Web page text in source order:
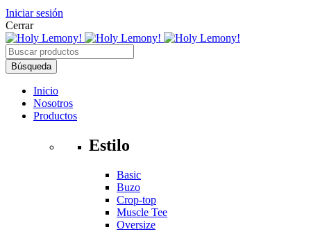
Iniciar sesión
Cerrar
Inicio
Nosotros
Productos
Estilo
Basic
Buzo
Crop-top
Muscle Tee
Oversize